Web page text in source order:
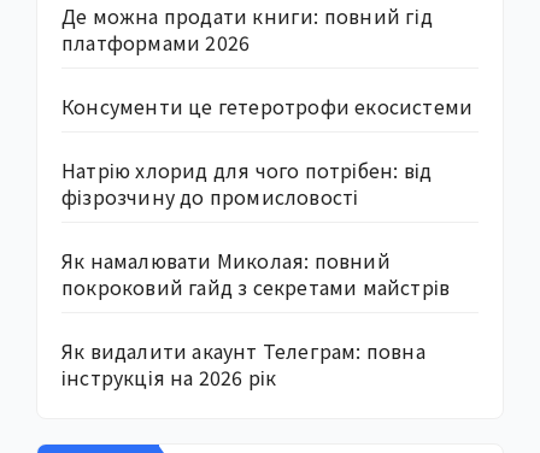
Де можна продати книги: повний гід
платформами 2026
Консументи це гетеротрофи екосистеми
Натрію хлорид для чого потрібен: від
фізрозчину до промисловості
Як намалювати Миколая: повний
покроковий гайд з секретами майстрів
Як видалити акаунт Телеграм: повна
інструкція на 2026 рік